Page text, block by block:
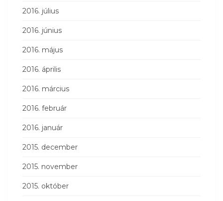
2016. július
2016. június
2016. május
2016. április
2016. március
2016. február
2016. január
2015. december
2015. november
2015. október